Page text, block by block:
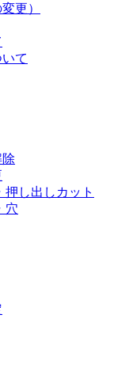
更）
て
押し出しカット
穴